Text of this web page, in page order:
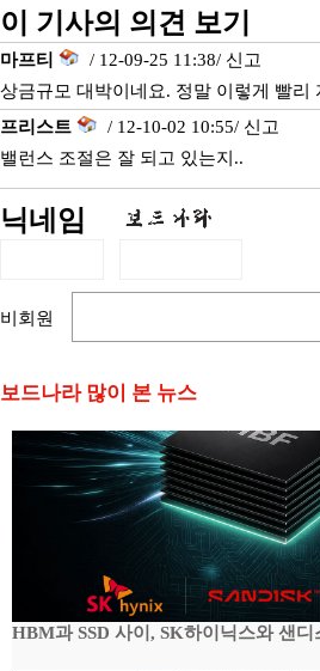
이 기사의 의견 보기
마프티 / 12-09-25 11:38/ 신고
상금규모 대박이네요. 정말 이렇게 빨리
프리스트
/ 12-10-02 10:55/ 신고
밸런스 조절은 잘 되고 있는지..
닉네임
비회원
보드나라 많이 본 뉴스
HBM과 SSD 사이, SK하이닉스와 샌디